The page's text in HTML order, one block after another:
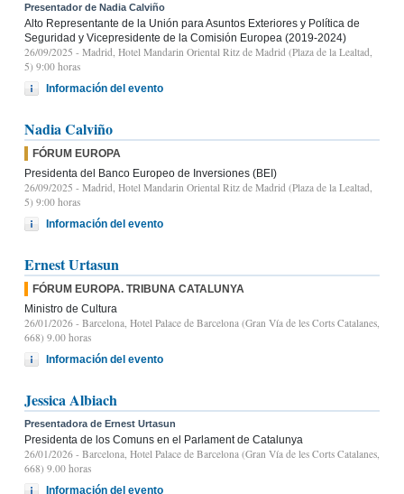
Presentador de Nadia Calviño
Alto Representante de la Unión para Asuntos Exteriores y Política de
Seguridad y Vicepresidente de la Comisión Europea (2019-2024)
26/09/2025 - Madrid, Hotel Mandarin Oriental Ritz de Madrid (Plaza de la Lealtad,
5) 9:00 horas
Información del evento
Nadia Calviño
FÓRUM EUROPA
Presidenta del Banco Europeo de Inversiones (BEI)
26/09/2025 - Madrid, Hotel Mandarin Oriental Ritz de Madrid (Plaza de la Lealtad,
5) 9:00 horas
Información del evento
Ernest Urtasun
FÓRUM EUROPA. TRIBUNA CATALUNYA
Ministro de Cultura
26/01/2026 - Barcelona, Hotel Palace de Barcelona (Gran Vía de les Corts Catalanes,
668) 9.00 horas
Información del evento
Jessica Albiach
Presentadora de Ernest Urtasun
Presidenta de los Comuns en el Parlament de Catalunya
26/01/2026 - Barcelona, Hotel Palace de Barcelona (Gran Vía de les Corts Catalanes,
668) 9.00 horas
Información del evento